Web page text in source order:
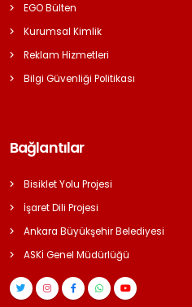
EGO Bülten
Kurumsal Kimlik
Reklam Hizmetleri
Bilgi Güvenliği Politikası
Bağlantılar
Bisiklet Yolu Projesi
İşaret Dili Projesi
Ankara Büyükşehir Belediyesi
ASKİ Genel Müdürlüğü